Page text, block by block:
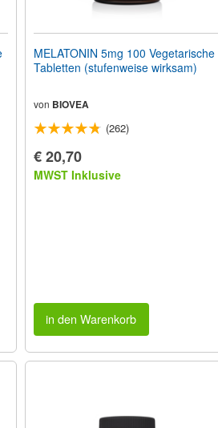
MELATONIN 5mg 100 Vegetarische
Tabletten (stufenweise wirksam)
von BIOVEA
(262)
€ 20,70
MWST Inklusive
in den Warenkorb